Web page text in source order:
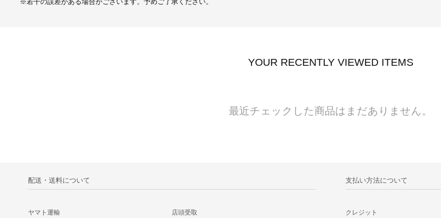
※若干の誤差がある場合がございます。予めご了承ください。
YOUR RECENTLY VIEWED ITEMS
最近チェックした商品はまだありません。
配送・送料について
ヤマト運輸 店頭受取
支払い方法について
クレジット